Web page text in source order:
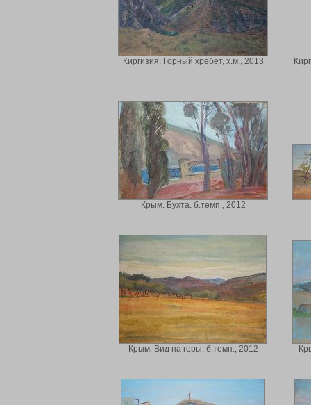
Киргизия. Горный хребет, х.м., 2013
Крым. Бухта. б.темп., 2012
Крым. Вид на горы, б.темп., 2012